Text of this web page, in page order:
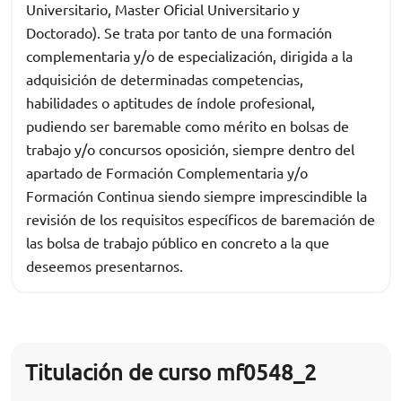
Universitario, Master Oficial Universitario y
Doctorado). Se trata por tanto de una formación
complementaria y/o de especialización, dirigida a la
adquisición de determinadas competencias,
habilidades o aptitudes de índole profesional,
pudiendo ser baremable como mérito en bolsas de
trabajo y/o concursos oposición, siempre dentro del
apartado de Formación Complementaria y/o
Formación Continua siendo siempre imprescindible la
revisión de los requisitos específicos de baremación de
las bolsa de trabajo público en concreto a la que
deseemos presentarnos.
Titulación de curso mf0548_2